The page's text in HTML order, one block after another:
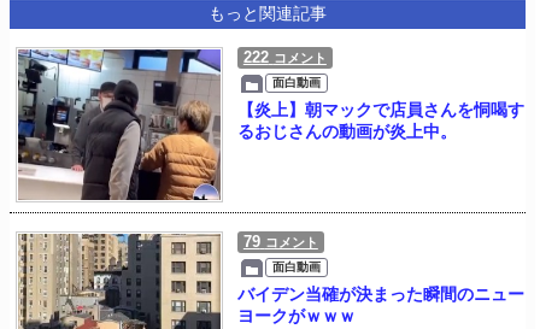
もっと関連記事
222 コメント
面白動画
【炎上】朝マックで店員さんを恫喝す
るおじさんの動画が炎上中。
79 コメント
面白動画
バイデン当確が決まった瞬間のニュー
ヨークがｗｗｗ